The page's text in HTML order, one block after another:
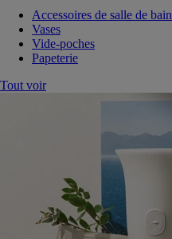
Accessoires de salle de bain
Vases
Vide-poches
Papeterie
Tout voir